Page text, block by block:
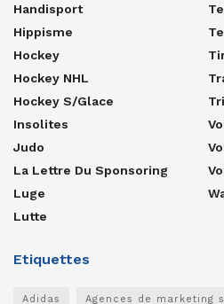
Handisport
Hippisme
Hockey
Hockey NHL
Hockey S/glace
Insolites
Judo
La Lettre Du Sponsoring
Luge
Lutte
Etiquettes
Adidas Agences de marketing